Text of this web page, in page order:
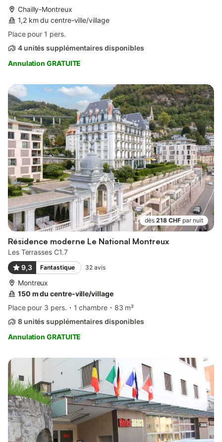
Chailly-Montreux
1,2 km du centre-ville/village
Place pour 1 pers.
4 unités supplémentaires disponibles
Annulation GRATUITE
dès 218 CHF par nuit
Résidence moderne Le National Montreux
Les Terrasses C1.7
9,3
Fantastique 32 avis
Montreux
150 m du centre-ville/village
Place pour 3 pers.
1 chambre
83 m²
8 unités supplémentaires disponibles
Annulation GRATUITE